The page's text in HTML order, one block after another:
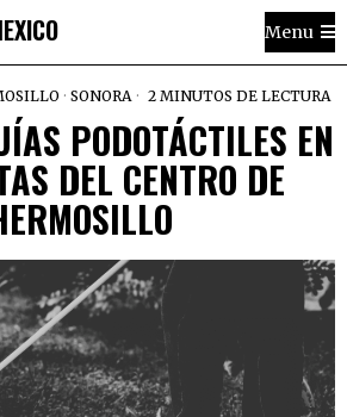
Menu
· SONORA 2 MINUTOS DE LECTURA
PODOTÁCTILES EN
DEL CENTRO DE